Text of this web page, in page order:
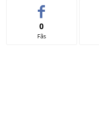
0
Fãs